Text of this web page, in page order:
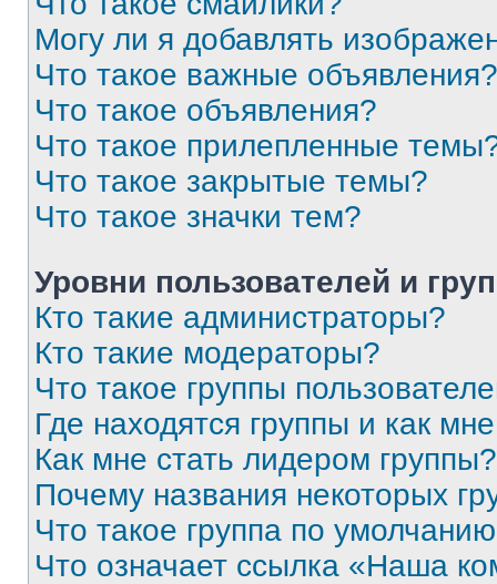
Могу ли я добавлять
Что такое важные объявления?
Что такое объявления?
Что такое прилепленные
Что такое закрытые темы?
Что такое значки тем?
Уровни пользователей и
Кто такие администраторы?
Кто такие модераторы?
Что такое группы
Где находятся группы и как
Как мне стать лидером группы?
Почему названия некоторых
Что такое группа по
Что означает ссылка «Наша